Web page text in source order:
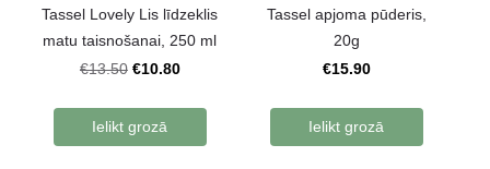
Tassel Lovely Lis līdzeklis
matu taisnošanai, 250 ml
€13.50 €10.80
Ielikt grozā
Tassel apjoma pūderis,
20g
€15.90
Ielikt grozā